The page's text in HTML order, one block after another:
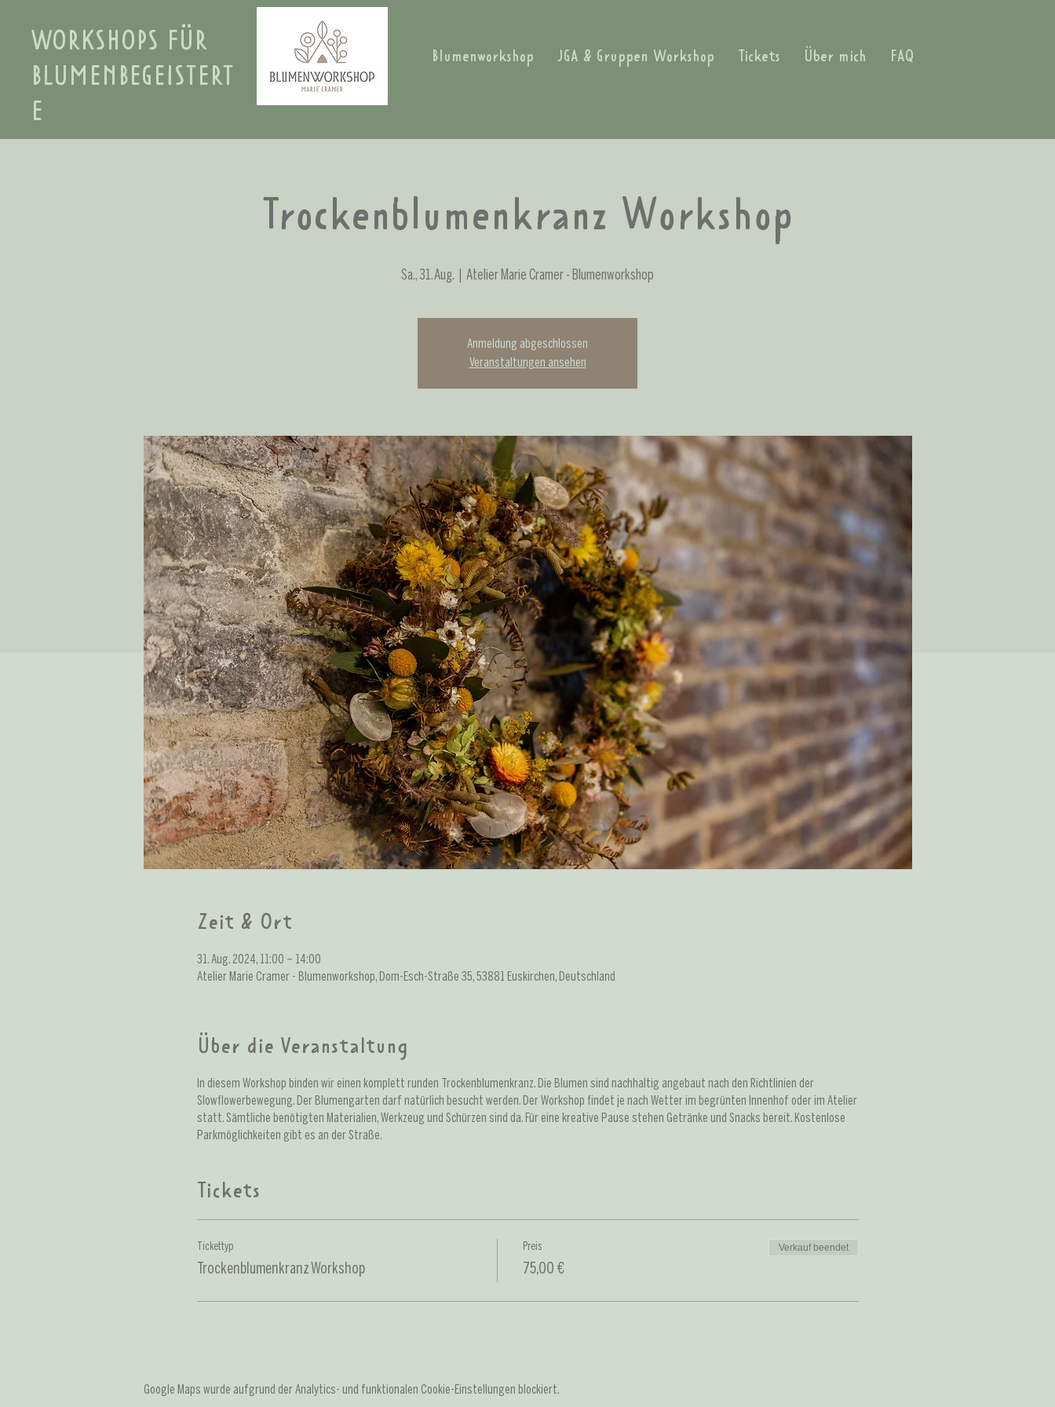
WORKSHOPS FÜR
BLUMENBEGEISTERT
E
Blumenworkshop JGA & Gruppen Workshop Tickets Über mich FAQ
Trockenblumenkranz Workshop
Sa., 31. Aug. Atelier Marie Cramer - Blumenworkshop
Anmeldung abgeschlossen
Veranstaltungen ansehen
Zeit & Ort
31. Aug. 2024, 11:00 – 14:00
Atelier Marie Cramer - Blumenworkshop, Dom-Esch-Straße 35, 53881 Euskirchen, Deutschland
Über die Veranstaltung
In diesem Workshop binden wir einen komplett runden Trockenblumenkranz. Die Blumen sind nachhaltig angebaut nach den Richtlinien der
Slowflowerbewegung. Der Blumengarten darf natürlich besucht werden. Der Workshop findet je nach Wetter im begrünten Innenhof oder im Atelier
statt. Sämtliche benötigten Materialien, Werkzeug und Schürzen sind da. Für eine kreative Pause stehen Getränke und Snacks bereit. Kostenlose
Parkmöglichkeiten gibt es an der Straße.
Tickets
Tickettyp
Trockenblumenkranz Workshop
Preis
75,00 €
Verkauf beendet
Google Maps wurde aufgrund der Analytics- und funktionalen Cookie-Einstellungen blockiert.